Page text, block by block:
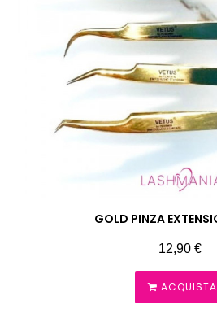
GOLD PINZA
Prezzo
12,90 €
ACQUISTA